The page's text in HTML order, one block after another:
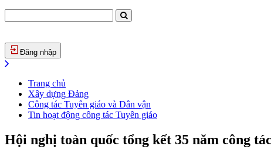
Đăng nhập
Trang chủ
Xây dựng Đảng
Công tác Tuyên giáo và Dân vận
Tin hoạt động công tác Tuyên giáo
Hội nghị toàn quốc tổng kết 35 năm công